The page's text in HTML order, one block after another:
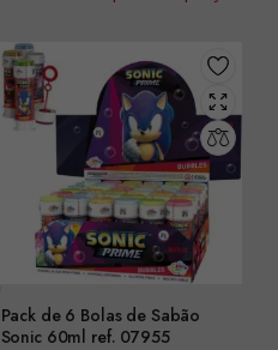
Pack de 6 Bolas de Sabão
Sonic 60ml ref. 07955